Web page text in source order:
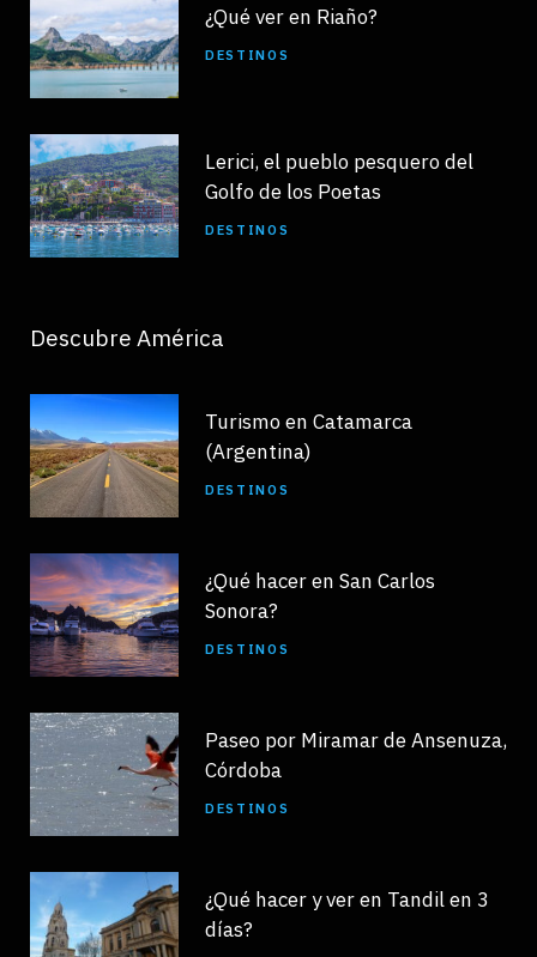
¿Qué ver en Riaño?
DESTINOS
Lerici, el pueblo pesquero del
Golfo de los Poetas
DESTINOS
Descubre América
Turismo en Catamarca
(Argentina)
DESTINOS
¿Qué hacer en San Carlos
Sonora?
DESTINOS
Paseo por Miramar de Ansenuza,
Córdoba
DESTINOS
¿Qué hacer y ver en Tandil en 3
días?